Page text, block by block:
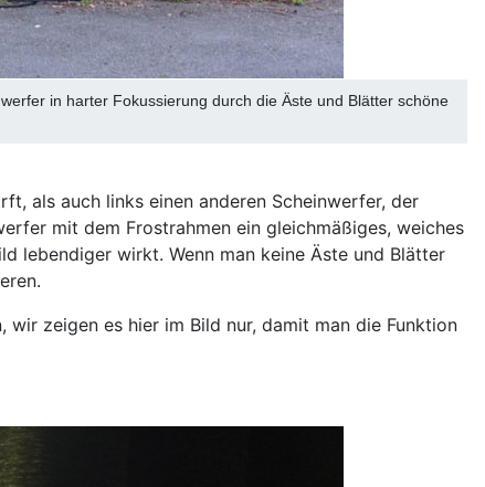
in harter Fokussierung durch die Äste und Blätter schöne
als auch links einen anderen Scheinwerfer, der
mit dem Frostrahmen ein gleichmäßiges, weiches
lebendiger wirkt. Wenn man keine Äste und Blätter
wir zeigen es hier im Bild nur, damit man die Funktion